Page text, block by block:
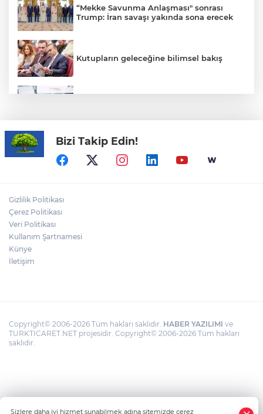
“Mekke Savunma Anlaşması" sonrası
Trump: İran savaşı yakında sona erecek
Kutupların geleceğine bilimsel bakış
Öğrenci affı çıktı.. YÖK'ten açıklama
geldi! 4 aylık süre tanındı
Şehit yakınları ve gazilerin haklarına
ilişkin teklif TBMM Genel Kurulu'nda
Bizi Takip Edin!
Gizlilik Politikası
Çerez Politikası
Veri Politikası
Kullanım Şartnamesi
Künye
İletişim
Copyright© 2006-2026 Tüm hakları saklıdır. HABER YAZILIMI ve
TURKTICARET.NET projesidir. Copyright© 2006-2026 Tüm hakları
saklıdır.
Sizlere daha iyi hizmet sunabilmek adına sitemizde çerez